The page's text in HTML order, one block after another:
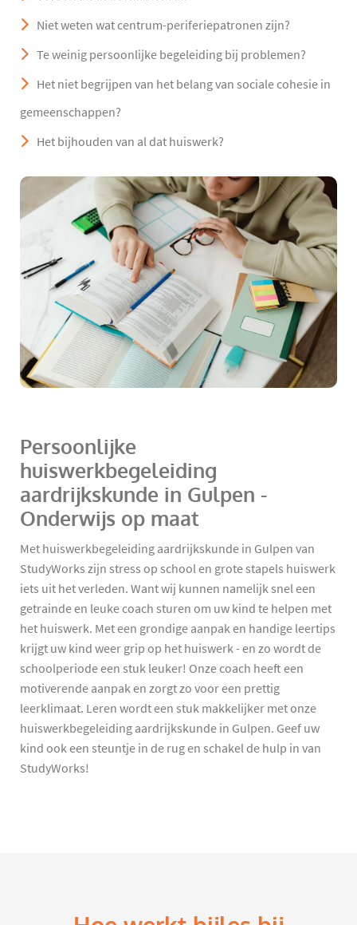
Niet weten wat centrum-periferiepatronen zijn?
Te weinig persoonlijke begeleiding bij problemen?
Het niet begrijpen van het belang van sociale cohesie in
gemeenschappen?
Het bijhouden van al dat huiswerk?
Persoonlijke
huiswerkbegeleiding
aardrijkskunde in Gulpen -
Onderwijs op maat
Met huiswerkbegeleiding aardrijkskunde in Gulpen van
StudyWorks zijn stress op school en grote stapels huiswerk
iets uit het verleden. Want wij kunnen namelijk snel een
getrainde en leuke coach sturen om uw kind te helpen met
het huiswerk. Met een grondige aanpak en handige leertips
krijgt uw kind weer grip op het huiswerk - en zo wordt de
schoolperiode een stuk leuker! Onze coach heeft een
motiverende aanpak en zorgt zo voor een prettig
leerklimaat. Leren wordt een stuk makkelijker met onze
huiswerkbegeleiding aardrijkskunde in Gulpen. Geef uw
kind ook een steuntje in de rug en schakel de hulp in van
StudyWorks!